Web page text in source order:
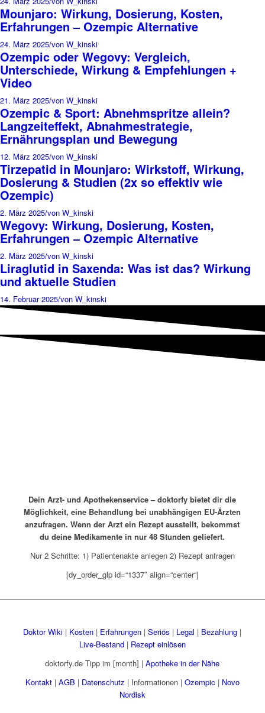
Mounjaro: Wirkung, Dosierung, Kosten,
Erfahrungen – Ozempic Alternative
24. März 2025/von W_kinski
Ozempic oder Wegovy: Vergleich,
Unterschiede, Wirkung & Empfehlungen +
Video
21. März 2025/von W_kinski
Ozempic & Sport: Abnehmspritze allein?
Langzeiteffekt, Abnahmestrategie,
Ernährungsplan und Bewegung
12. März 2025/von W_kinski
Tirzepatid in Mounjaro: Wirkstoff, Wirkung,
Dosierung & Studien (2x so effektiv wie
Ozempic)
2. März 2025/von W_kinski
Wegovy: Wirkung, Dosierung, Kosten,
Erfahrungen – Ozempic Alternative
2. März 2025/von W_kinski
Liraglutid in Saxenda: Was ist das? Wirkung
und aktuelle Studien
14. Februar 2025/von W_kinski
Dein Arzt- und Apothekenservice – doktorfy bietet dir die
Möglichkeit, eine Behandlung bei unabhängigen EU-Ärzten
anzufragen. Wenn der Arzt ein Rezept ausstellt, bekommst
du deine Medikamente in nur 48 Stunden geliefert.
Nur 2 Schritte: 1) Patientenakte anlegen 2) Rezept anfragen
[dy_order_glp id=“1337″ align=“center“]
Doktor Wiki | Kosten | Erfahrungen |Seriös | Legal | Bezahlung |
Live-Bestand| Rezept einlösen
doktorfy.de Tipp im [month] |Apotheke in der Nähe
Kontakt| AGB | Datenschutz | Informationen | Ozempic | Novo
Nordisk